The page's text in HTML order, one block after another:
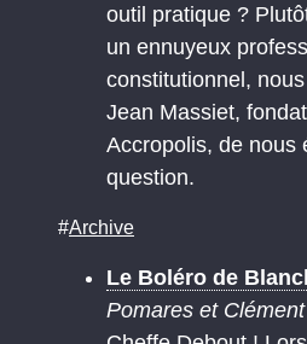
outil pratique ?
un ennuyeux
constitutionnel,
Jean Massiet,
Accropolis, de nous
question.
#Archive
Le Boléro de
Pomares et